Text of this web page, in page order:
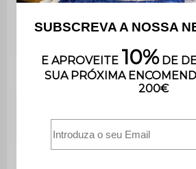
Escritório
Espessura do painel
Armazenamento